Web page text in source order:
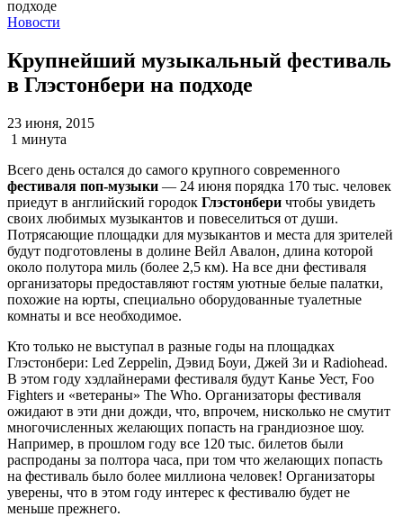
Новости
Крупнейший музыкальный фестиваль
в Глэстонбери на подходе
23 июня, 2015
1 минута
Всего день остался до самого крупного современного
фестиваля поп-музыки — 24 июня порядка 170 тыс. человек
приедут в английский городок Глэстонбери чтобы увидеть
своих любимых музыкантов и повеселиться от души.
Потрясающие площадки для музыкантов и места для зрителей
будут подготовлены в долине Вейл Авалон, длина которой
около полутора миль (более 2,5 км). На все дни фестиваля
организаторы предоставляют гостям уютные белые палатки,
похожие на юрты, специально оборудованные туалетные
комнаты и все необходимое.
Кто только не выступал в разные годы на площадках
Глэстонбери: Led Zeppelin, Дэвид Боуи, Джей Зи и Radiohead.
В этом году хэдлайнерами фестиваля будут Канье Уест, Foo
Fighters и «ветераны» The Who. Организаторы фестиваля
ожидают в эти дни дожди, что, впрочем, нисколько не смутит
многочисленных желающих попасть на грандиозное шоу.
Например, в прошлом году все 120 тыс. билетов были
распроданы за полтора часа, при том что желающих попасть
на фестиваль было более миллиона человек! Организаторы
уверены, что в этом году интерес к фестивалю будет не
меньше прежнего.